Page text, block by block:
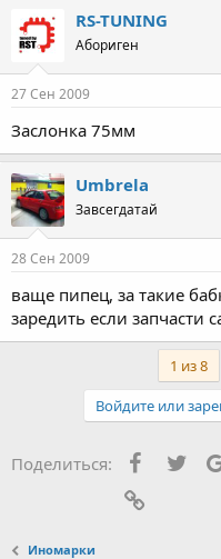
RS-TUNING
Абориген
27 Сен 2009
Заслонка 75мм
Umbrela
Завсегдатай
28 Сен 2009
ваще пипец, за такие
заредить если запчасти
1 из 8
Войдите или
Поделиться: Facebook
Иномарки